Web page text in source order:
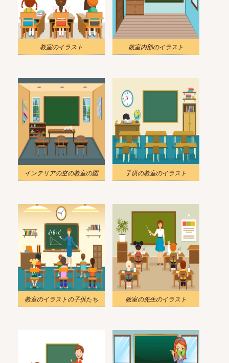
教室のイラスト 教室内部のイラスト
インテリアの空の教室の図 子供の教室のイラスト
教室のイラストの子供たち 教室の先生のイラスト